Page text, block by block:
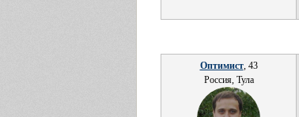
Оптимист, 43
Россия, Тула